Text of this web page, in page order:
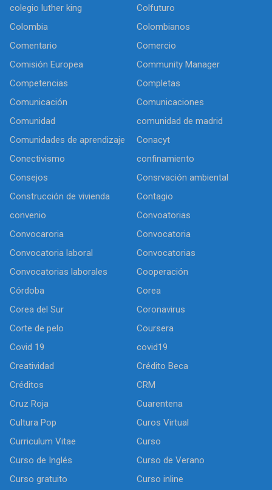
colegio luther king
Colfuturo
Colombia
Colombianos
Comentario
Comercio
Comisión Europea
Community Manager
Competencias
Completas
Comunicación
Comunicaciones
Comunidad
comunidad de madrid
Comunidades de aprendizaje
Conacyt
Conectivismo
confinamiento
Consejos
Consrvación ambiental
Construcción de vivienda
Contagio
convenio
Convoatorias
Convocaroria
Convocatoria
Convocatoria laboral
Convocatorias
Convocatorias laborales
Cooperación
Córdoba
Corea
Corea del Sur
Coronavirus
Corte de pelo
Coursera
Covid 19
covid19
Creatividad
Crédito Beca
Créditos
CRM
Cruz Roja
Cuarentena
Cultura Pop
Curos Virtual
Curriculum Vitae
Curso
Curso de Inglés
Curso de Verano
Curso gratuito
Curso inline